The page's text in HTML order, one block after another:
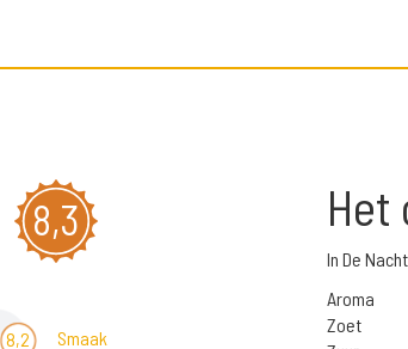
8,3
8,2 Smaak
Het
In De
Aroma
Zoet